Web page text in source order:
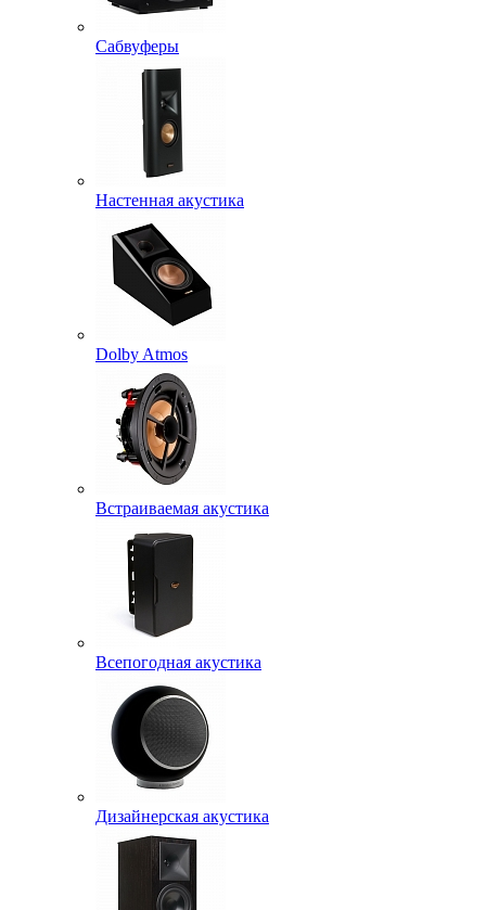
Сабвуферы
Настенная акустика
Dolby Atmos
Встраиваемая акустика
Всепогодная акустика
Дизайнерская акустика